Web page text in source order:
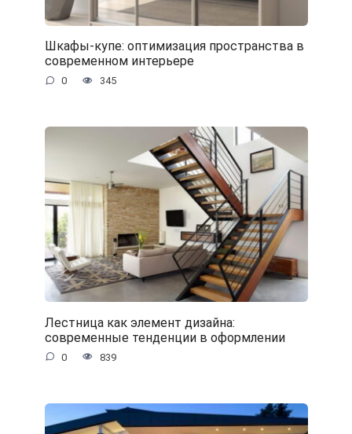
Шкафы-купе: оптимизация пространства в
современном интерьере
0 345
Лестница как элемент дизайна:
современные тенденции в оформлении
0 839